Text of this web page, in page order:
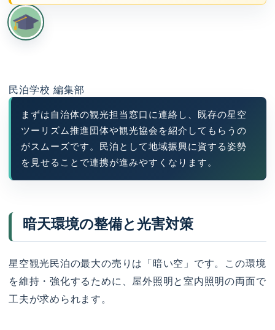
民泊学校 編集部
まずは自治体の観光担当窓口に連絡し、既存の星空
ツーリズム推進団体や観光協会を紹介してもらうの
がスムーズです。民泊として地域振興に資する姿勢
を見せることで連携が進みやすくなります。
暗天環境の整備と光害対策
星空観光民泊の最大の売りは「暗い空」です。この環境
を維持・強化するために、屋外照明と室内照明の両面で
工夫が求められます。